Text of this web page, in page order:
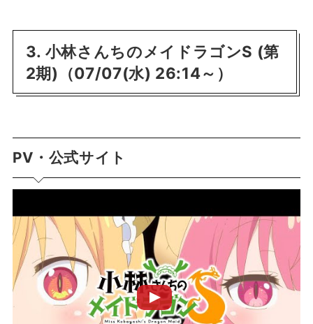
3. 小林さんちのメイドラゴンS (第
2期)（07/07(水) 26:14～）
PV・公式サイト